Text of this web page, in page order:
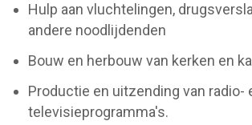
Hulp aan vluchtelingen,
andere noodlijdenden
Bouw en herbouw van kerken en
Productie en uitzending van radio-
televisieprogramma's.